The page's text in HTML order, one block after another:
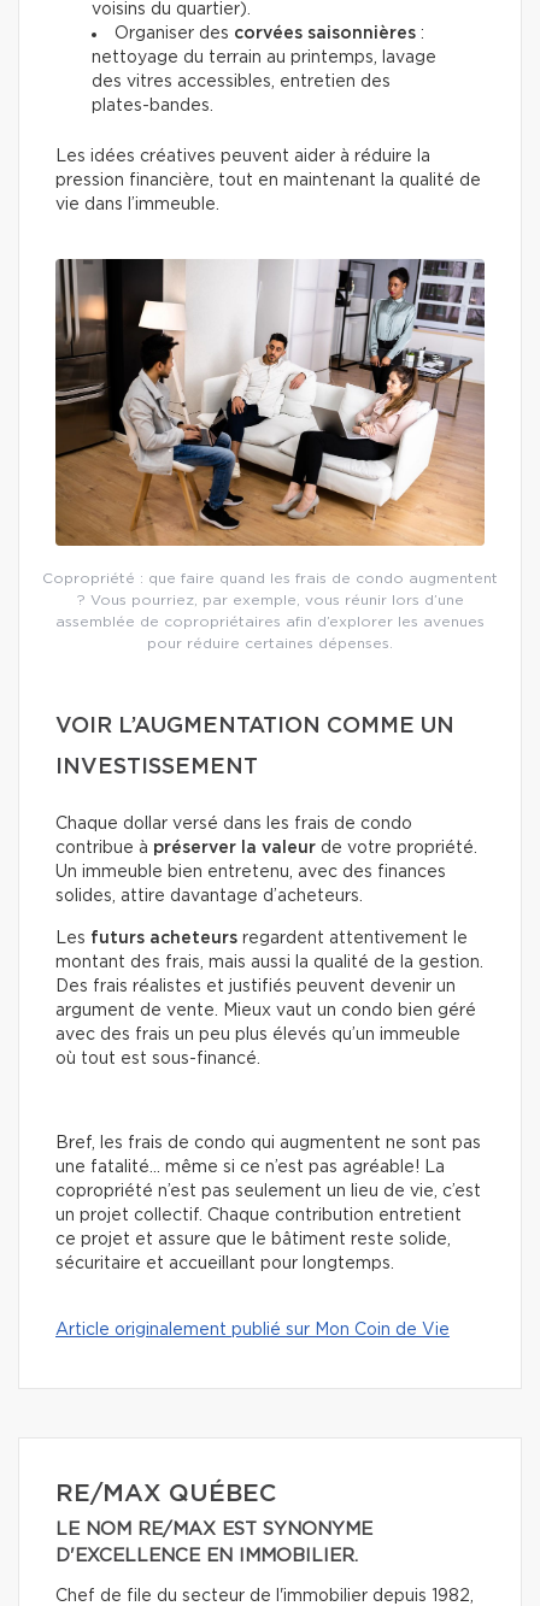
voisins du quartier).
Organiser des corvées saisonnières :
nettoyage du terrain au printemps, lavage
des vitres accessibles, entretien des
plates-bandes.
Les idées créatives peuvent aider à réduire la
pression financière, tout en maintenant la qualité de
vie dans l’immeuble.
Copropriété : que faire quand les frais de condo augmentent
? Vous pourriez, par exemple, vous réunir lors d’une
assemblée de copropriétaires afin d’explorer les avenues
pour réduire certaines dépenses.
VOIR L’AUGMENTATION COMME UN
INVESTISSEMENT
Chaque dollar versé dans les frais de condo
contribue à préserver la valeur de votre propriété.
Un immeuble bien entretenu, avec des finances
solides, attire davantage d’acheteurs.
Les futurs acheteurs regardent attentivement le
montant des frais, mais aussi la qualité de la gestion.
Des frais réalistes et justifiés peuvent devenir un
argument de vente. Mieux vaut un condo bien géré
avec des frais un peu plus élevés qu’un immeuble
où tout est sous-financé.
Bref, les frais de condo qui augmentent ne sont pas
une fatalité… même si ce n’est pas agréable! La
copropriété n’est pas seulement un lieu de vie, c’est
un projet collectif. Chaque contribution entretient
ce projet et assure que le bâtiment reste solide,
sécuritaire et accueillant pour longtemps.
Article originalement publié sur Mon Coin de Vie
RE/MAX QUÉBEC
LE NOM RE/MAX EST SYNONYME
D'EXCELLENCE EN IMMOBILIER.
Chef de file du secteur de l'immobilier depuis 1982,